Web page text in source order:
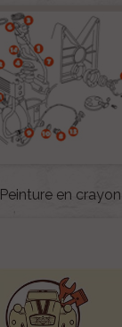
Peinture en